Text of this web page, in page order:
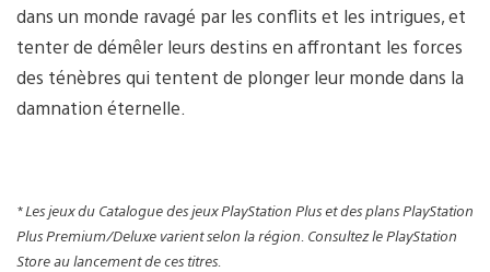
dans un monde ravagé par les conflits et les intrigues, et
tenter de démêler leurs destins en affrontant les forces
des ténèbres qui tentent de plonger leur monde dans la
damnation éternelle.
* Les jeux du Catalogue des jeux PlayStation Plus et des plans PlayStation
Plus Premium/Deluxe varient selon la région. Consultez le PlayStation
Store au lancement de ces titres.